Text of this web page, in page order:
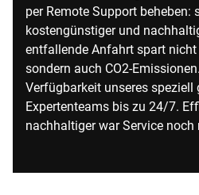
per Remote Support beheben:
kostengünstiger und
entfallende Anfahrt spart nicht
sondern auch CO2-
Verfügbarkeit unseres speziell
Expertenteams bis zu 24/7.
nachhaltiger war Service noch